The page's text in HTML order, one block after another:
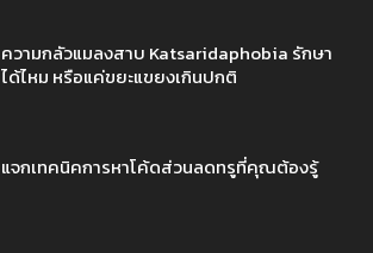
ความกลัวแมลงสาบ Katsaridaphobia รักษา
ได้ไหม หรือแค่ขยะแขยงเกินปกติ
แจกเทคนิคการหาโค้ดส่วนลดทรูที่คุณต้องรู้